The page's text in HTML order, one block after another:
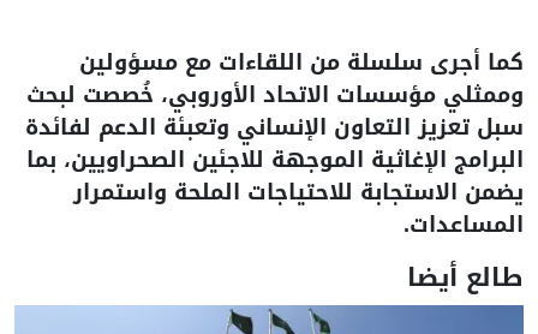
كما أجرى سلسلة من اللقاءات مع مسؤولين
وممثلي مؤسسات الاتحاد الأوروبي، خُصصت لبحث
سبل تعزيز التعاون الإنساني وتعبئة الدعم لفائدة
البرامج الإغاثية الموجهة للاجئين الصحراويين، بما
يضمن الاستجابة للاحتياجات الملحة واستمرار
المساعدات.
طالع أيضا